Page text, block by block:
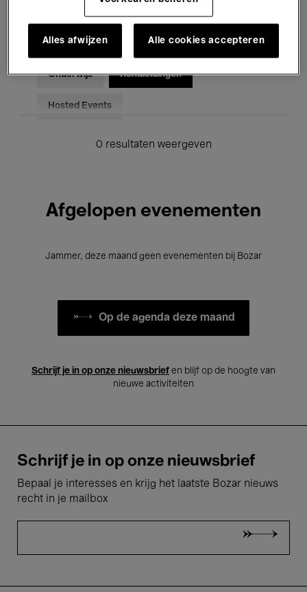
Voor iedereen Kids’ Palace
Onderwijs Rondleidingen
Hosted Events
0 resultaten weergeven
Afgelopen evenementen
Jammer, deze maand geen evenementen bij Bozar
Op de agenda deze maand
Schrijf je in op onze nieuwsbrief en blijf op de hoogte van
nieuwe activiteiten
Schrijf je in op onze nieuwsbrief
Bepaal je interesses en krijg het laatste Bozar nieuws
recht in je mailbox
Alles afwijzen Alle cookies accepteren